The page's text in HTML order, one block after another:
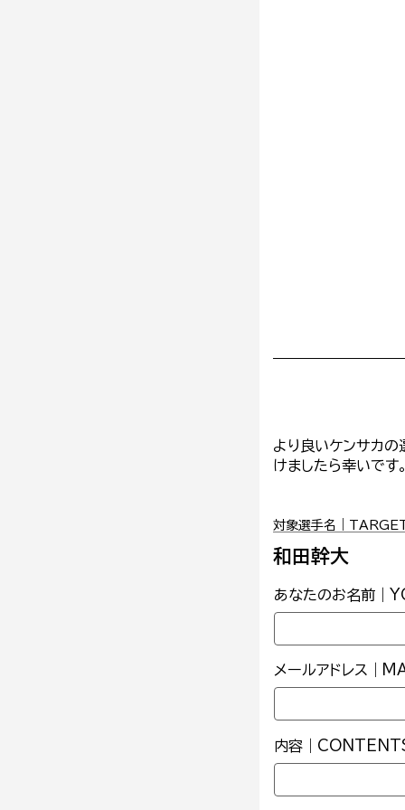
より良いケンサカ
けましたら幸いです
対象選手名｜
和田幹大
あなたのお名前｜
メールアドレス｜
内容｜